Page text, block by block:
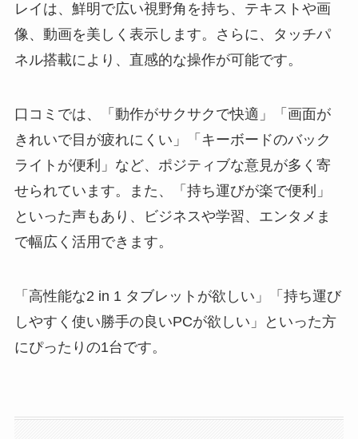
レイは、鮮明で広い視野角を持ち、テキストや画
像、動画を美しく表示します。さらに、タッチパ
ネル搭載により、直感的な操作が可能です。
口コミでは、「動作がサクサクで快適」「画面が
きれいで目が疲れにくい」「キーボードのバック
ライトが便利」など、ポジティブな意見が多く寄
せられています。また、「持ち運びが楽で便利」
といった声もあり、ビジネスや学習、エンタメま
で幅広く活用できます。
「高性能な2 in 1 タブレットが欲しい」「持ち運び
しやすく使い勝手の良いPCが欲しい」といった方
にぴったりの1台です。